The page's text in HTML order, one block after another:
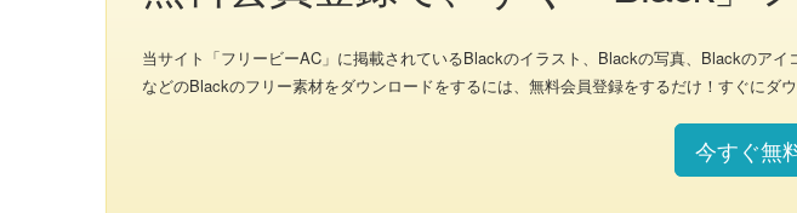
当サイト「フリービーAC」に掲載されているBlackのイラスト、Blackの写真、Blackのア
などのBlackのフリー素材をダウンロードをするには、無料会員登録をするだけ！すぐにダ
今すぐ無